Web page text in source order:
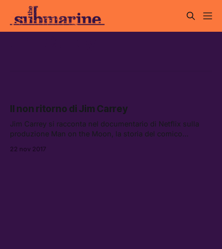
Il non ritorno di Jim Carrey
Jim Carrey si racconta nel documentario di Netflix sulla
produzione Man on the Moon, la storia del comico
22 nov 2017